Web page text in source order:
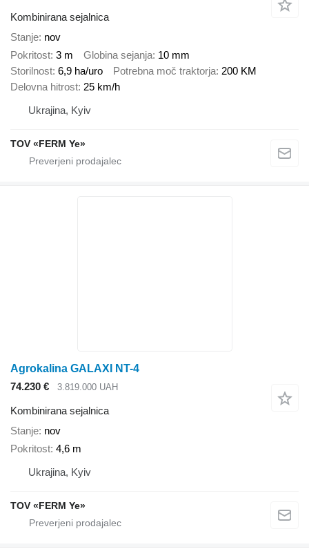
Kombinirana sejalnica
Stanje nov
Pokritost 3 m Globina sejanja 10 mm
Storilnost 6,9 ha/uro Potrebna moč traktorja 200 KM
Delovna hitrost 25 km/h
Ukrajina, Kyiv
TOV «FERM Ye»
Agrokalina GALAXI NT-4
74.230 €
3.819.000 UAH
Kombinirana sejalnica
Stanje nov
Pokritost 4,6 m
Ukrajina, Kyiv
TOV «FERM Ye»